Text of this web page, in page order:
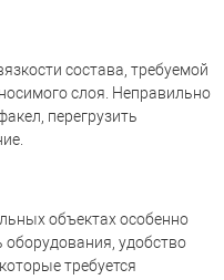
состава, требуемой
слоя. Неправильно
перегрузить
объектах особенно
удобство
требуется